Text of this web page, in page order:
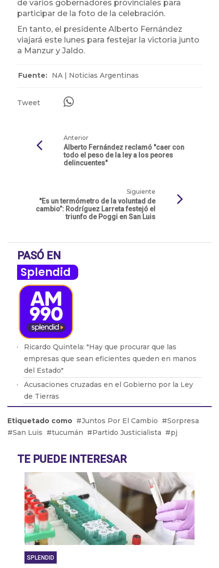
de varios gobernadores provinciales para
participar de la foto de la celebración.
En tanto, el presidente Alberto Fernández
viajará este lunes para festejar la victoria junto
a Manzur y Jaldo.
Fuente: NA | Noticias Argentinas
Tweet
Anterior
Alberto Fernández reclamó "caer con
todo el peso de la ley a los peores
delincuentes"
Siguiente
"Es un termómetro de la voluntad de
cambio”: Rodríguez Larreta festejó el
triunfo de Poggi en San Luis
PASÓ EN
Splendid
Ricardo Quintela: "Hay que procurar que las
empresas que sean eficientes queden en manos
del Estado"
Acusaciones cruzadas en el Gobierno por la Ley
de Tierras
los dichos de Milei
Adicciones: Cómo detectar que el consumo se
El drama de los 9 en Boca: De la lesión de Cavani
al presente de Bareiro
Etiquetado como Juntos Por El Cambio
Sorpresa
San Luis
tucumán Partido Justicialista pj
TE PUEDE INTERESAR
SPLENDID